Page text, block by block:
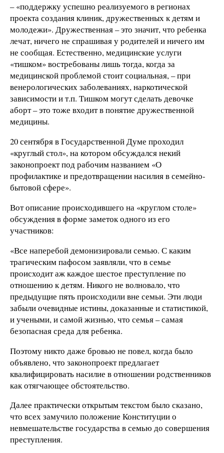
– «поддержку успешно реализуемого в регионах
проекта создания клиник, дружественных к детям и
молодежи». Дружественная – это значит, что ребенка
лечат, ничего не спрашивая у родителей и ничего им
не сообщая. Естественно, медицинские услуги
«тишком» востребованы лишь тогда, когда за
медицинской проблемой стоит социальная, – при
венерологических заболеваниях, наркотической
зависимости и т.п. Тишком могут сделать девочке
аборт – это тоже входит в понятие дружественной
медицины.
20 сентября в Государственной Думе проходил
«круглый стол», на котором обсуждался некий
законопроект под рабочим названием «О
профилактике и предотвращении насилия в семейно-
бытовой сфере».
Вот описание происходившего на «круглом столе»
обсуждения в форме заметок одного из его
участников:
«Все наперебой демонизировали семью. С каким
трагическим пафосом заявляли, что в семье
происходит аж каждое шестое преступление по
отношению к детям. Никого не волновало, что
предыдущие пять происходили вне семьи. Эти люди
забыли очевидные истины, доказанные и статистикой,
и учеными, и самой жизнью, что семья – самая
безопасная среда для ребенка.
Поэтому никто даже бровью не повел, когда было
объявлено, что законопроект предлагает
квалифицировать насилие в отношении родственников
как отягчающее обстоятельство.
Далее практически открытым текстом было сказано,
что всех замучило положение Конституции о
невмешательстве государства в семью до совершения
преступления.